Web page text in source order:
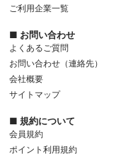
ご利用企業一覧
■ お問い合わせ
よくあるご質問
お問い合わせ（連絡先）
会社概要
サイトマップ
■ 規約について
会員規約
ポイント利用規約